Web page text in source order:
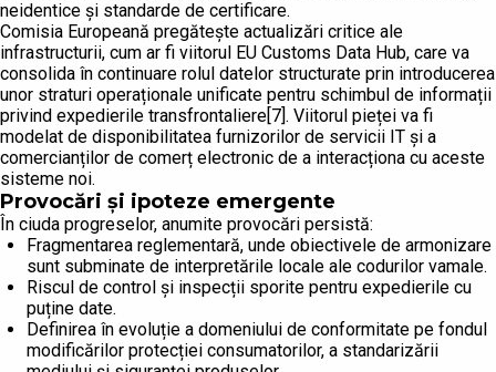
neidentice și standarde de certificare.
Comisia Europeană pregătește actualizări critice ale
infrastructurii, cum ar fi viitorul EU Customs Data Hub, care va
consolida în continuare rolul datelor structurate prin introducerea
unor straturi operaționale unificate pentru schimbul de informații
privind expedierile transfrontaliere[7]. Viitorul pieței va fi
modelat de disponibilitatea furnizorilor de servicii IT și a
comercianților de comerț electronic de a interacționa cu aceste
sisteme noi.
Provocări și ipoteze emergente
În ciuda progreselor, anumite provocări persistă:
Fragmentarea reglementară, unde obiectivele de armonizare
sunt subminate de interpretările locale ale codurilor vamale.
Riscul de control și inspecții sporite pentru expedierile cu
puține date.
Definirea în evoluție a domeniului de conformitate pe fondul
modificărilor protecției consumatorilor, a standarizării